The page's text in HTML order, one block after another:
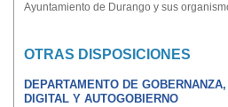
Ayuntamiento de Durango y sus
OTRAS DISPOSICIONES
DEPARTAMENTO DE
DIGITAL Y AUTOGOBIERNO